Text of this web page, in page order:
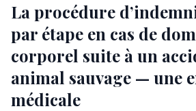
La procédure
par étape en cas de
corporel suite à un
animal sauvage — une
médicale